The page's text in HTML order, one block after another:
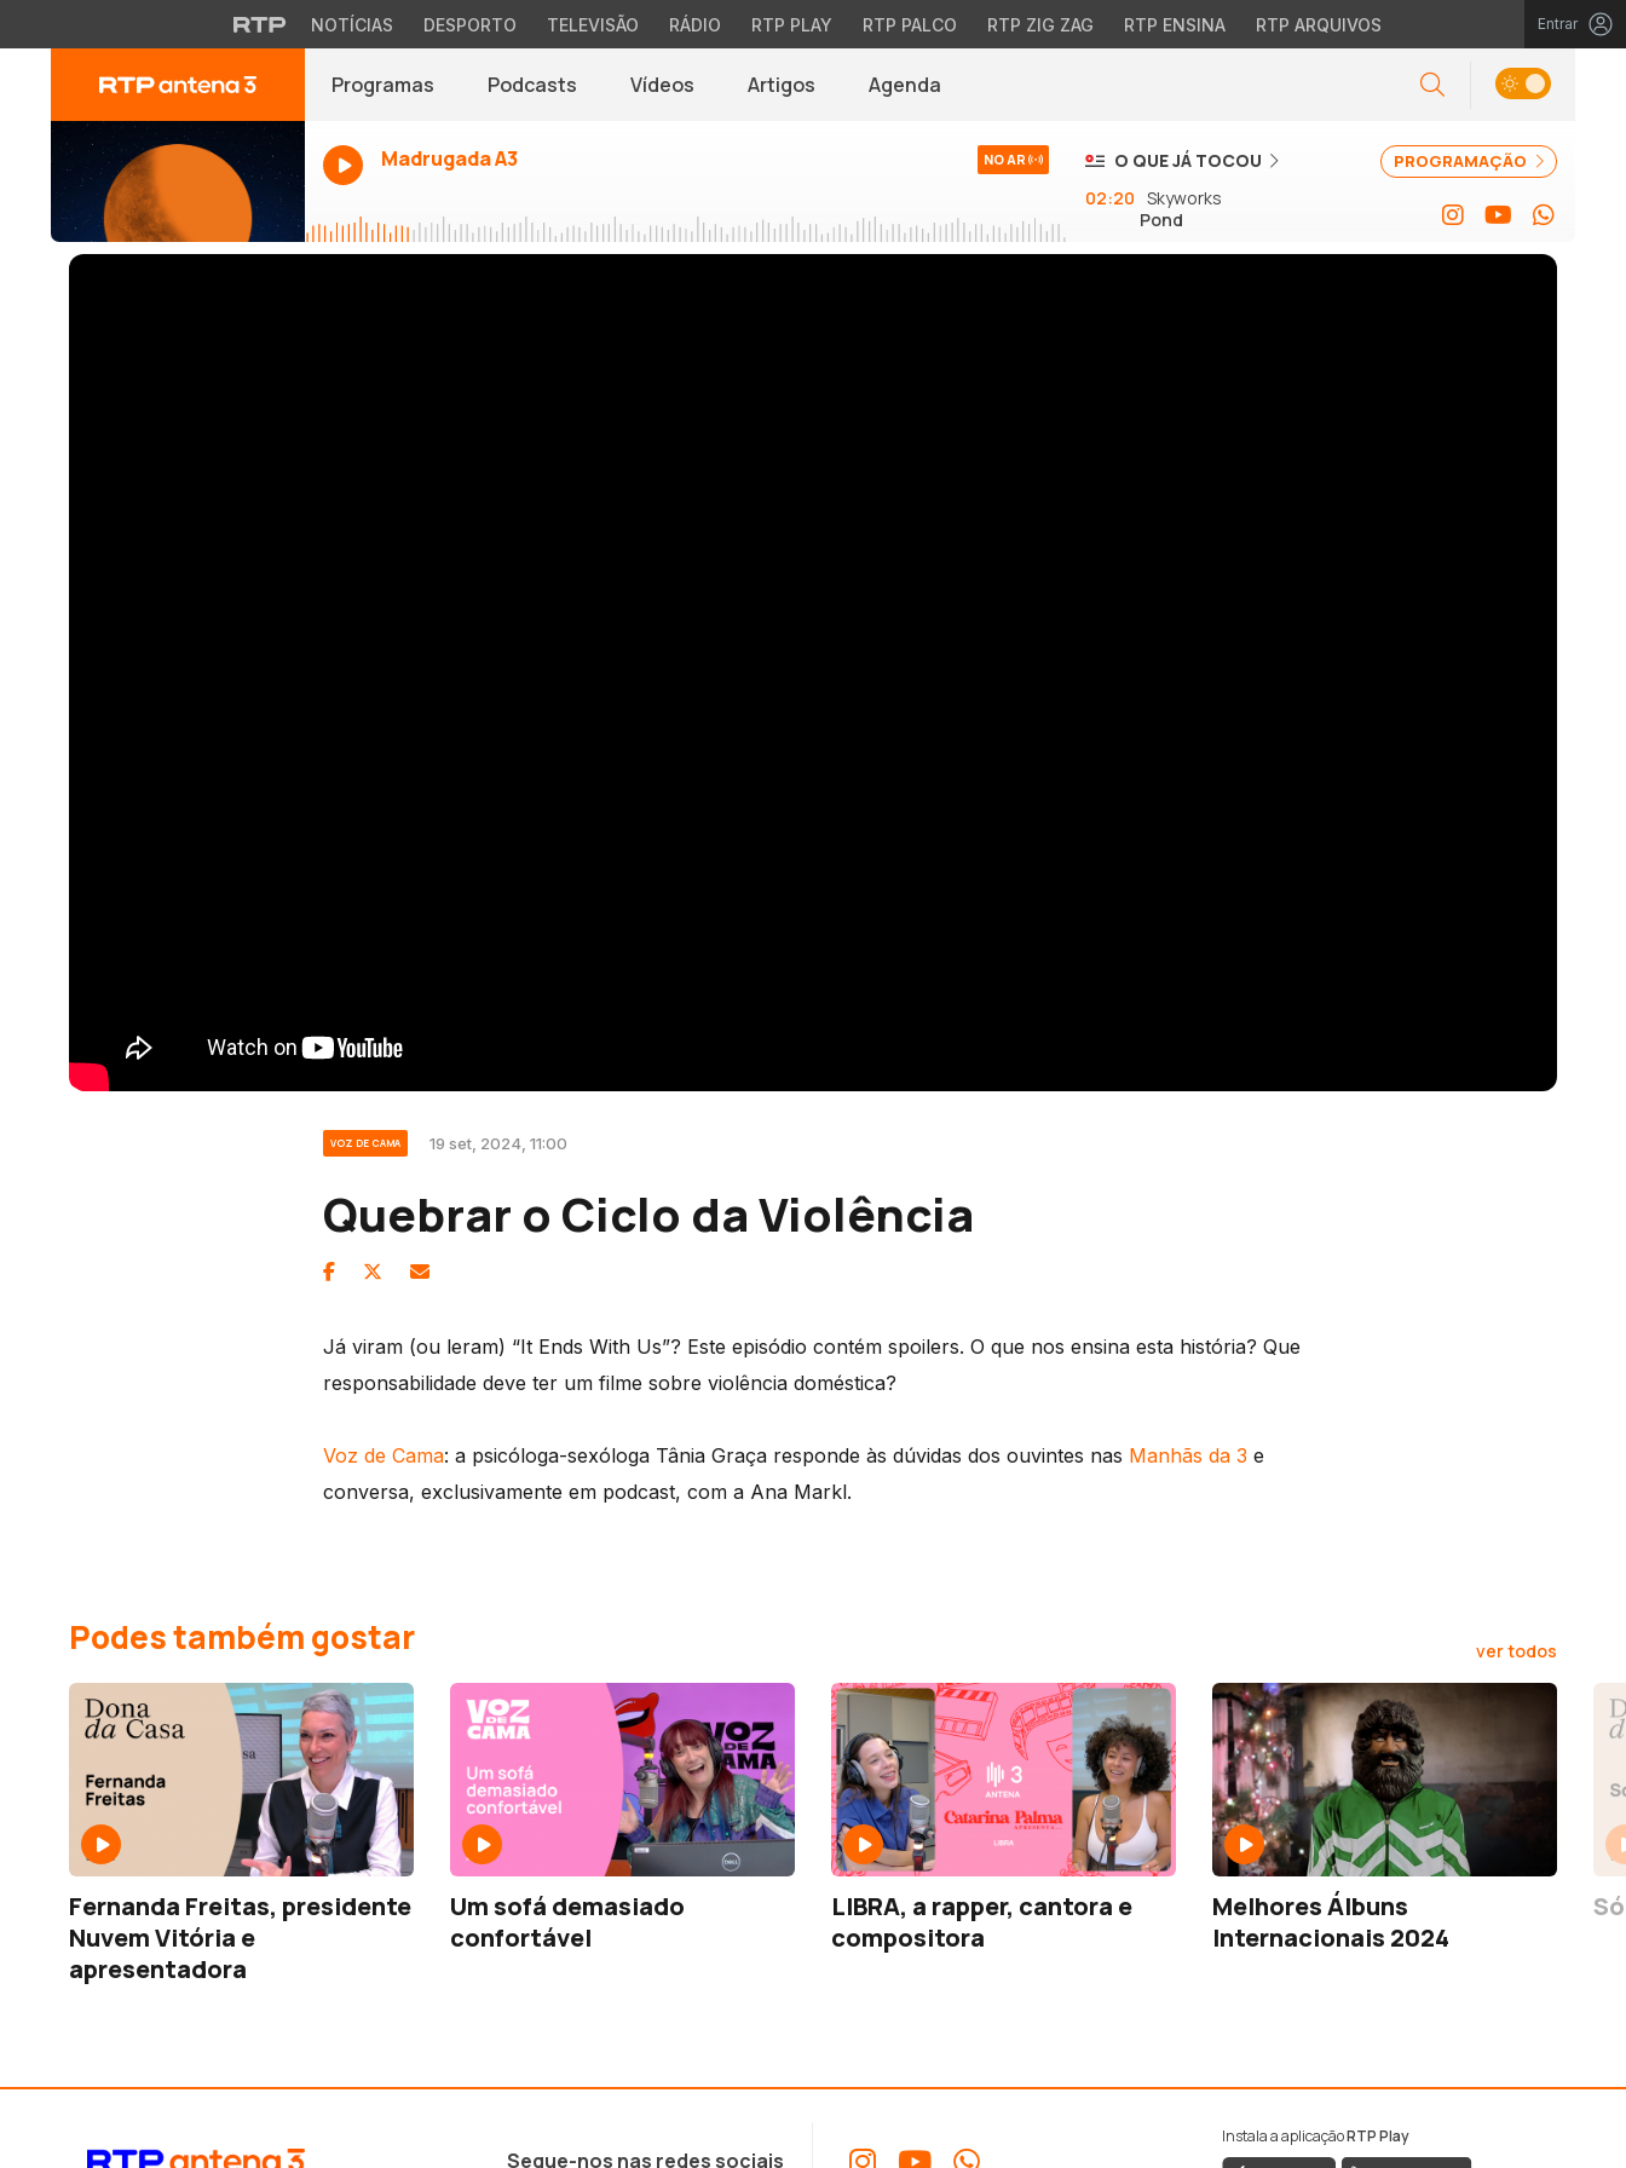
NOTÍCIAS DESPORTO TELEVISÃO RÁDIO RTP PLAY RTP PALCO RTP ZIG ZAG RTP ENSINA RTP ARQUIVOS Entrar
Programas Podcasts Vídeos Artigos Agenda
Madrugada A3 NO AR PROGRAMAÇÃO
O QUE JÁ TOCOU
02:20 Skyworks
Pond
VOZ DE CAMA 19 set, 2024, 11:00
Quebrar o Ciclo da Violência
Já viram (ou leram) “It Ends With Us”? Este episódio contém spoilers. O que nos ensina esta história? Que
responsabilidade deve ter um filme sobre violência doméstica?
Voz de Cama: a psicóloga-sexóloga Tânia Graça responde às dúvidas dos ouvintes nas Manhãs da 3 e
conversa, exclusivamente em podcast, com a Ana Markl.
Podes também gostar ver todos
Fernanda Freitas, presidente
Nuvem Vitória e
apresentadora
Um sofá demasiado
confortável
LIBRA, a rapper, cantora e
compositora
Melhores Álbuns
Internacionais 2024
Segue-nos nas redes sociais
Instala a aplicaçãoRTP Play